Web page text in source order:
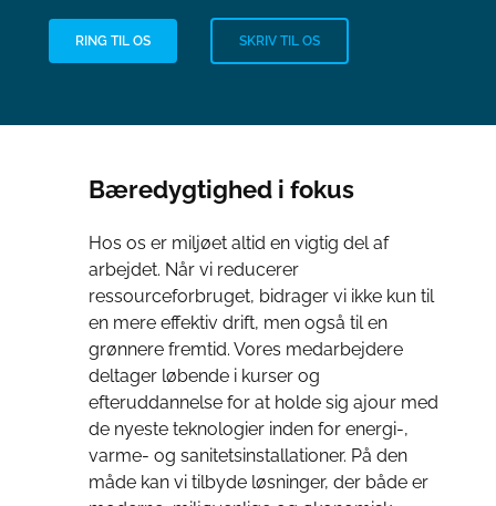
RING TIL OS SKRIV TIL OS
Bæredygtighed i fokus
Hos os er miljøet altid en vigtig del af
arbejdet. Når vi reducerer
ressourceforbruget, bidrager vi ikke kun til
en mere effektiv drift, men også til en
grønnere fremtid. Vores medarbejdere
deltager løbende i kurser og
efteruddannelse for at holde sig ajour med
de nyeste teknologier inden for energi-,
varme- og sanitetsinstallationer. På den
måde kan vi tilbyde løsninger, der både er